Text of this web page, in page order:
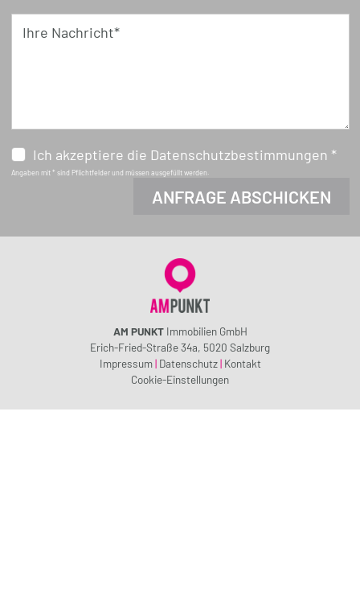
Ihre Nachricht*
Ich akzeptiere die Datenschutzbestimmungen *
Angaben mit * sind Pflichtfelder und müssen ausgefüllt werden.
AM PUNKTImmobilien GmbH
Erich-Fried-Straße 34a, 5020 Salzburg
Impressum | Datenschutz | Kontakt
Cookie-Einstellungen